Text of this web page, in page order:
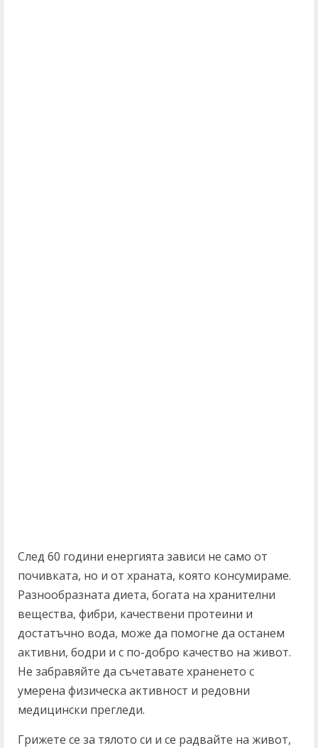
След 60 години енергията зависи не само от
почивката, но и от храната, която консумираме.
Разнообразната диета, богата на хранителни
вещества, фибри, качествени протеини и
достатъчно вода, може да помогне да останем
активни, бодри и с по-добро качество на живот.
Не забравяйте да съчетавате храненето с
умерена физическа активност и редовни
медицински прегледи.
Грижете се за тялото си и се радвайте на живот,